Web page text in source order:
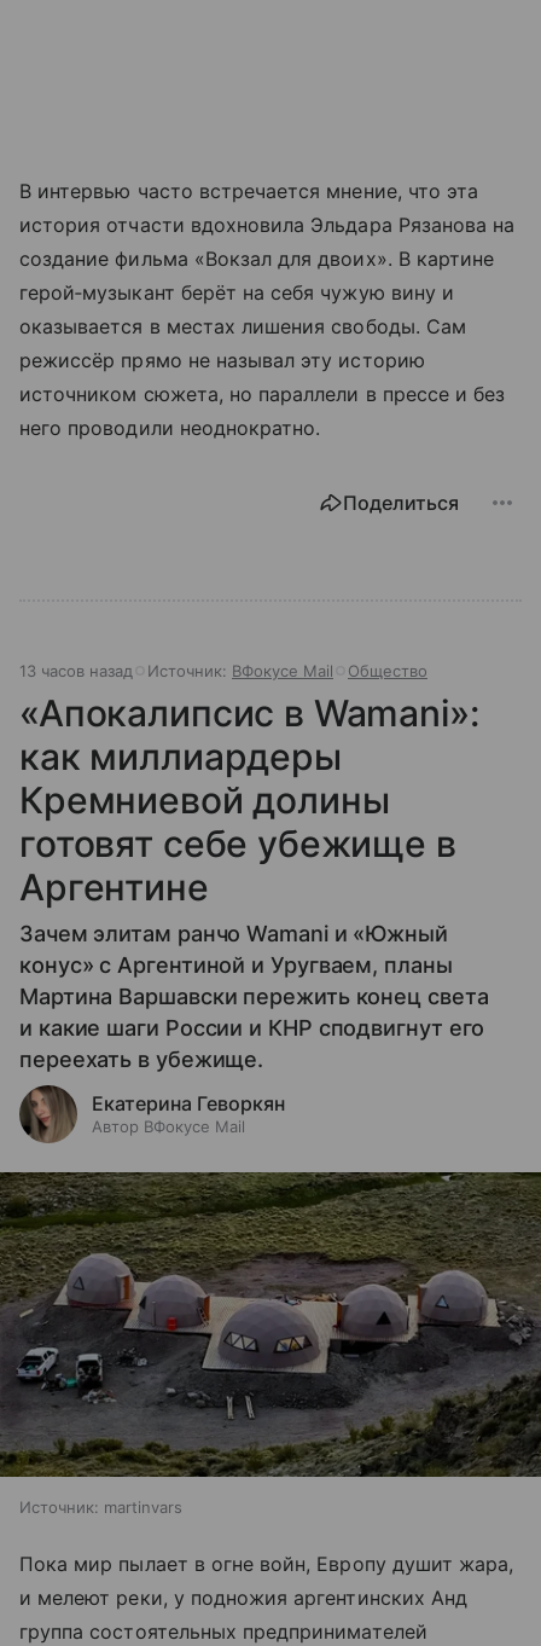
В интервью часто встречается мнение, что эта
история отчасти вдохновила Эльдара Рязанова на
создание фильма «Вокзал для двоих». В картине
герой‑музыкант берёт на себя чужую вину и
оказывается в местах лишения свободы. Сам
режиссёр прямо не называл эту историю
источником сюжета, но параллели в прессе и без
него проводили неоднократно.
Поделиться
13 часов назад Источник: ВФокусе Mail Общество
«Апокалипсис в Wamani»:
как миллиардеры
Кремниевой долины
готовят себе убежище в
Аргентине
Зачем элитам ранчо Wamani и «Южный
конус» с Аргентиной и Уругваем, планы
Мартина Варшавски пережить конец света
и какие шаги России и КНР сподвигнут его
переехать в убежище.
Екатерина Геворкян
Автор ВФокусе Mail
Источник: martinvars
Пока мир пылает в огне войн, Европу душит жара,
и мелеют реки, у подножия аргентинских Анд
группа состоятельных предпринимателей